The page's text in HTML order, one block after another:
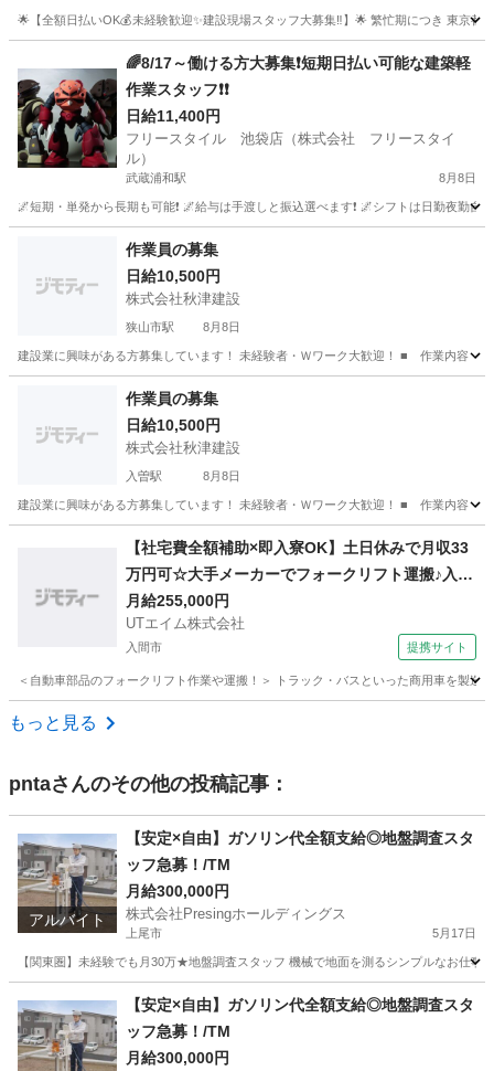
🌟【全額日払いOK💰未経験歓迎✨建設現場スタッフ大募集‼】🌟 繁忙期につき 東京
さいたま市 南浦和駅 建築 スタッフ
🌈8/17～働ける方大募集❗短期日払い可能な建築軽
作業スタッフ❗❗
日給11,400円
フリースタイル 池袋店（株式会社 フリースタイ
ル）
武蔵浦和駅 8月8日
🌌短期・単発から長期も可能❗ 🌌給与は手渡しと振込選べます❗ 🌌シフトは日勤夜勤自
さいたま市 武蔵浦和駅
作業員の募集
日給10,500円
株式会社秋津建設
狭山市駅 8月8日
建設業に興味がある方募集しています！ 未経験者・Ｗワーク大歓迎！ ■
狭山市駅
作業員の募集
日給10,500円
株式会社秋津建設
入曽駅 8月8日
建設業に興味がある方募集しています！ 未経験者・Ｗワーク大歓迎！ ■
入曽駅 建築
【社宅費全額補助×即入寮OK】土日休みで月収33
万円可☆大手メーカーでフォークリフト運搬♪入社
祝い金や期間満了金あり◎20代～50代の男性活躍
中！＜東京都日野市＞
月給255,000円
UTエイム株式会社
入間市 提携サイト
＜自動車部品のフォークリフト作業や運搬！＞ トラック・バスといった商用車を製
埼玉 入間市
もっと見る
pntaさんのその他の投稿記事：
アルバイト
【安定×自由】ガソリン代全額支給◎地盤調査スタ
ッフ急募！/TM
月給300,000円
株式会社Presingホールディングス
上尾市 5月17日
【関東圏】未経験でも月30万★地盤調査スタッフ 機械で地面を測るシンプルなお仕
その他
【安定×自由】ガソリン代全額支給◎地盤調査スタ
ッフ急募！/TM
月給300,000円